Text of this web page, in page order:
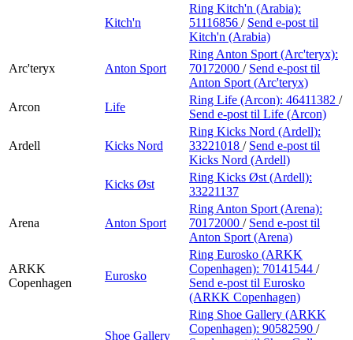
Kitch'n
Ring Kitch'n (Arabia):
51116856 / Send e-post til
Kitch'n (Arabia)
Arc'teryx Anton Sport
Ring Anton Sport (Arc'teryx):
70172000 / Send e-post til
Anton Sport (Arc'teryx)
Arcon
Life
Ring Life (Arcon): 46411382 /
Send e-post til Life (Arcon)
Ardell Kicks Nord
Ring Kicks Nord (Ardell):
33221018 / Send e-post til
Kicks Nord (Ardell)
Kicks Øst
Ring Kicks Øst (Ardell):
33221137
Arena Anton Sport
Ring Anton Sport (Arena):
70172000 / Send e-post til
Anton Sport (Arena)
ARKK
Copenhagen
Eurosko
Ring Eurosko (ARKK
Copenhagen): 70141544 /
Send e-post til Eurosko
(ARKK Copenhagen)
Shoe Gallery
Ring Shoe Gallery (ARKK
Copenhagen): 90582590 /